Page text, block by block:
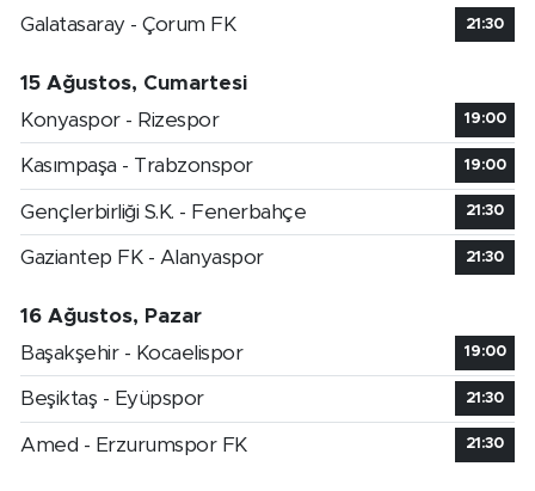
Galatasaray - Çorum FK
21:30
15 Ağustos, Cumartesi
Konyaspor - Rizespor
19:00
Kasımpaşa - Trabzonspor 19:00
Gençlerbirliği S.K. - Fenerbahçe 21:30
Gaziantep FK - Alanyaspor 21:30
16 Ağustos, Pazar
Başakşehir - Kocaelispor
19:00
Beşiktaş - Eyüpspor 21:30
Amed - Erzurumspor FK 21:30